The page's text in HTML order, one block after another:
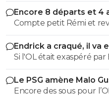
Encore 8 départs et 4
Compte petit Rémi et
Endrick a craqué, il va
Si l'OL était exaspéré par
près. Bref... Quand l'équipe sera complète... ce sera beaucoup
mieux.
Le PSG amène Malo
Encore des sous pour l’OL